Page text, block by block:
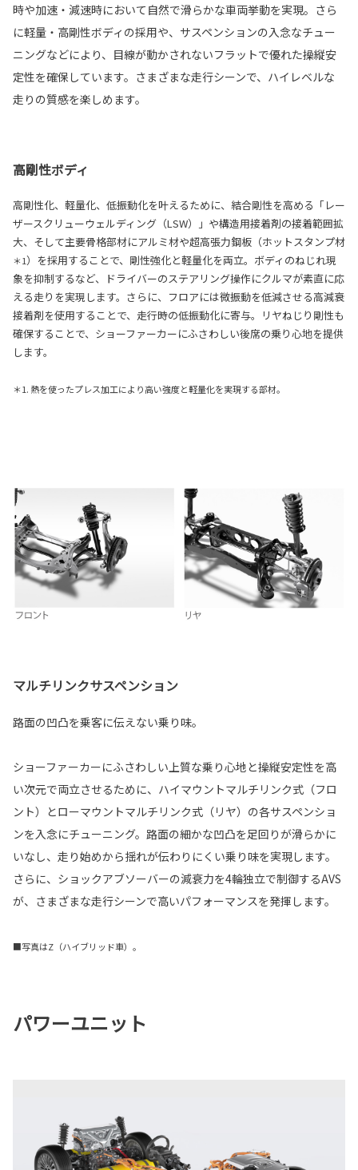
時や加速・減速時において自然で滑らかな車両挙動を実現。さら
に軽量・高剛性ボディの採用や、サスペンションの入念なチュー
ニングなどにより、目線が動かされないフラットで優れた操縦安
定性を確保しています。さまざまな走行シーンで、ハイレベルな
走りの質感を楽しめます。
高剛性ボディ
高剛性化、軽量化、低振動化を叶えるために、結合剛性を高める「レー
ザースクリューウェルディング（LSW）」や構造用接着剤の接着範囲拡
大、そして主要骨格部材にアルミ材や超高張力鋼板（ホットスタンプ材
＊1）を採用することで、剛性強化と軽量化を両立。ボディのねじれ現
象を抑制するなど、ドライバーのステアリング操作にクルマが素直に応
える走りを実現します。さらに、フロアには微振動を低減させる高減衰
接着剤を使用することで、走行時の低振動化に寄与。リヤねじり剛性も
確保することで、ショーファーカーにふさわしい後席の乗り心地を提供
します。
＊1. 熱を使ったプレス加工により高い強度と軽量化を実現する部材。
マルチリンクサスペンション
路面の凹凸を乗客に伝えない乗り味。
ショーファーカーにふさわしい上質な乗り心地と操縦安定性を高
い次元で両立させるために、ハイマウントマルチリンク式（フロ
ント）とローマウントマルチリンク式（リヤ）の各サスペンショ
ンを入念にチューニング。路面の細かな凹凸を足回りが滑らかに
いなし、走り始めから揺れが伝わりにくい乗り味を実現します。
さらに、ショックアブソーバーの減衰力を4輪独立で制御するAVS
が、さまざまな走行シーンで高いパフォーマンスを発揮します。
■写真はZ（ハイブリッド車）。
パワーユニット